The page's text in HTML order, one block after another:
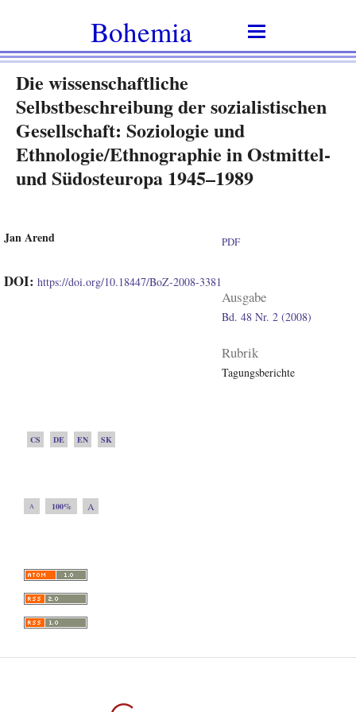
Bohemia
Die wissenschaftliche
Selbstbeschreibung der sozialistischen
Gesellschaft: Soziologie und
Ethnologie/Ethnographie in Ostmittel-
und Südosteuropa 1945–1989
Jan Arend
DOI: https://doi.org/10.18447/BoZ-2008-3381
PDF
Ausgabe
Bd. 48 Nr. 2 (2008)
Rubrik
Tagungsberichte
CS DE EN SK
A 100% A